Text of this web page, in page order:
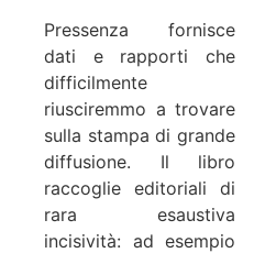
Pressenza fornisce
dati e rapporti che
difficilmente
riusciremmo a trovare
sulla stampa di grande
diffusione. Il libro
raccoglie editoriali di
rara esaustiva
incisività: ad esempio